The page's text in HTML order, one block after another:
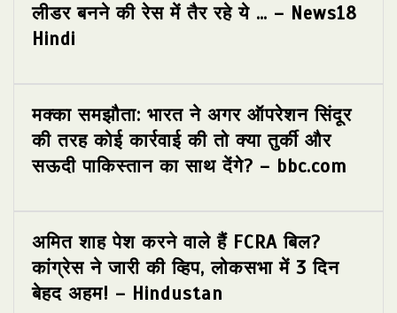
लीडर बनने की रेस में तैर रहे ये … – News18
Hindi
मक्का समझौता: भारत ने अगर ऑपरेशन सिंदूर
की तरह कोई कार्रवाई की तो क्या तुर्की और
सऊदी पाकिस्तान का साथ देंगे? – bbc.com
अमित शाह पेश करने वाले हैं FCRA बिल?
कांग्रेस ने जारी की व्हिप, लोकसभा में 3 दिन
बेहद अहम! – Hindustan